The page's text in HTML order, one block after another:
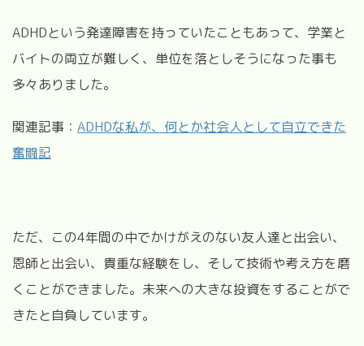
ADHDという発達障害を持っていたこともあって、学業と
バイトの両立が難しく、単位を落としそうになった事も
多々ありました。
関連記事： ADHDな私が、何とか社会人として自立できた
奮闘記
ただ、この4年間の中でかけがえのない友人達と出会い、
恩師と出会い、貴重な経験をし、そして技術や考え方を磨
くことができました。未来への大きな投資をすることがで
きたと自負しています。